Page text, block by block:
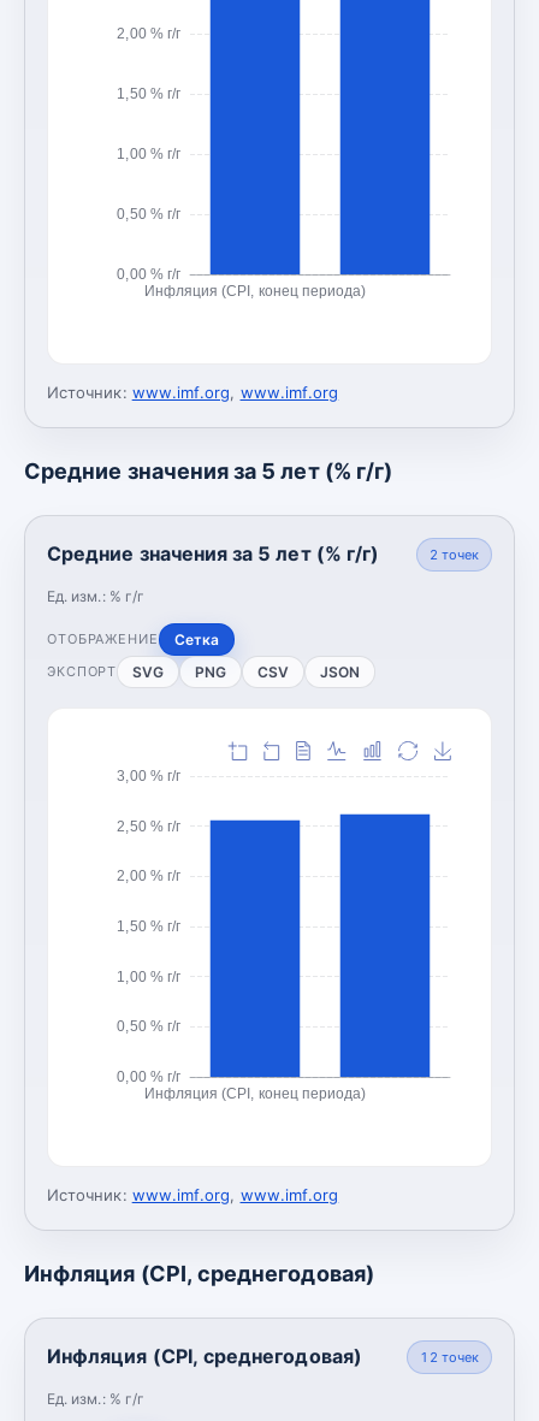
0,00 % г/г
0,50 % г/г
1,00 % г/г
1,50 % г/г
2,00 % г/г
Инфляция (CPI, конец периода)
Источник: www.imf.org, www.imf.org
Средние значения за 5 лет (% г/г)
Средние значения за 5 лет (% г/г)
Ед. изм.: % г/г
2 точек
ОТОБРАЖЕНИЕ Сетка
ЭКСПОРТ SVG PNG CSV JSON
0,00 % г/г
0,50 % г/г
1,00 % г/г
1,50 % г/г
2,00 % г/г
2,50 % г/г
3,00 % г/г
Инфляция (CPI, конец периода)
Источник: www.imf.org, www.imf.org
Инфляция (CPI, среднегодовая)
Инфляция (CPI, среднегодовая)
Ед. изм.: % г/г
12 точек